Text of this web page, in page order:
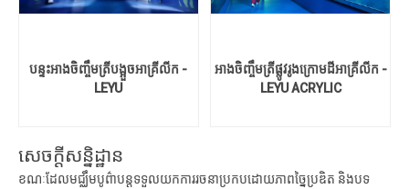
បន្ទះអាងចិញ្ចឹមត្រីបង្អួចអាគ្រីលីក -
LEYU
អាងចិញ្ចឹមត្រីផ្លូវរូងក្រោមដីអាគ្រីលីក -
LEYU ACRYLIC
សេចក្តីសន្និដ្ឋាន
ខណៈដែលមជ្ឈឹមបូព៌ាបន្តទទួលយកការរចនាប្រកបដោយភាពច្នៃប្រឌិត និងបទ